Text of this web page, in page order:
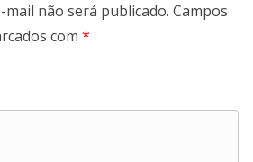
mail não será publicado. Campos
com *